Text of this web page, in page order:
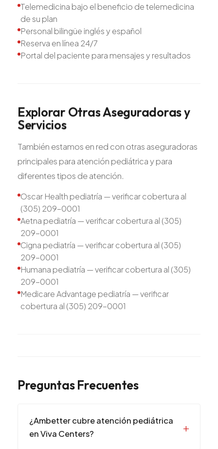
Telemedicina bajo el beneficio de telemedicina
de su plan
Personal bilingüe inglés y español
Reserva en línea 24/7
Portal del paciente para mensajes y resultados
ExplorarOtrasAseguradorasy
Servicios
También estamos en red con otras aseguradoras
principales para atención pediátrica y para
diferentes tipos de atención.
Oscar Health pediatría — verificar cobertura al
(305) 209-0001
Aetna pediatría — verificar cobertura al (305)
209-0001
Cigna pediatría — verificar cobertura al (305)
209-0001
Humana pediatría — verificar cobertura al (305)
209-0001
Medicare Advantage pediatría — verificar
cobertura al (305) 209-0001
Preguntas Frecuentes
¿Ambetter cubre atención pediátrica
en Viva Centers?